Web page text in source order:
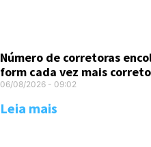
Número de corretoras
form cada vez mais
06/08/2026 09:02
Leia mais